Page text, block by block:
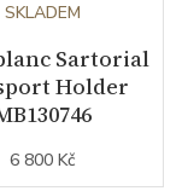
SKLADEM
Sartorial
Holder
6 800 Kč